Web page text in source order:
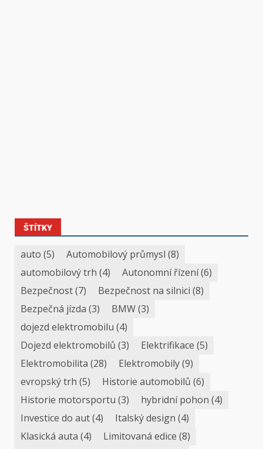
ŠTÍTKY
auto (5) Automobilový průmysl (8)
automobilový trh (4) Autonomní řízení(6)
Bezpečnost(7) Bezpečnost na silnici (8)
Bezpečná jízda (3) BMW(3)
dojezd elektromobilu (4)
Dojezd elektromobilů (3) Elektrifikace (5)
Elektromobilita (28) Elektromobily(9)
evropský trh (5) Historie automobilů (6)
Historie motorsportu (3) hybridní pohon (4)
Investice do aut(4) Italský design (4)
Klasická auta (4) Limitovaná edice (8)